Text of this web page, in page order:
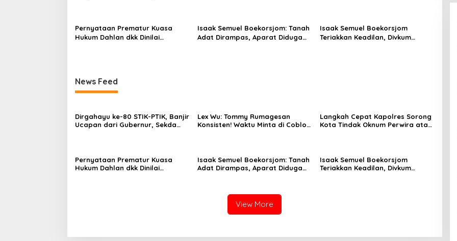
Pernyataan Prematur Kuasa
Hukum Dahlan dkk Dinilai
Isaak Semuel Boekorsjom: Tanah
Adat Dirampas, Aparat Diduga
Isaak Semuel Boekorsjom
Teriakkan Keadilan, Divkum
News Feed
Dirgahayu ke-80 STIK-PTIK, Banjir
Ucapan dari Gubernur, Sekda
Lex Wu: Tommy Rumagesan
Konsisten! Waktu Minta di Coblos
Langkah Cepat Kapolres Sorong
Kota Tindak Oknum Perwira atas
Pernyataan Prematur Kuasa
Hukum Dahlan dkk Dinilai
Isaak Semuel Boekorsjom: Tanah
Adat Dirampas, Aparat Diduga
Isaak Semuel Boekorsjom
Teriakkan Keadilan, Divkum
View More